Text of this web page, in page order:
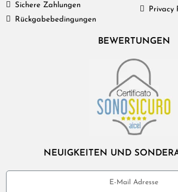
Sichere Zahlungen
Rückgabebedingungen
Privacy
BEWERTUNGEN
NEUIGKEITEN UND